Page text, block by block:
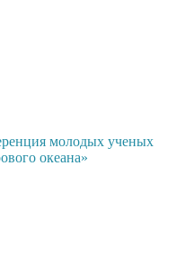
молодых ученых
океана»